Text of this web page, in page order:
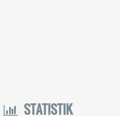
Token gratis ...selengkapnya
STATISTIK